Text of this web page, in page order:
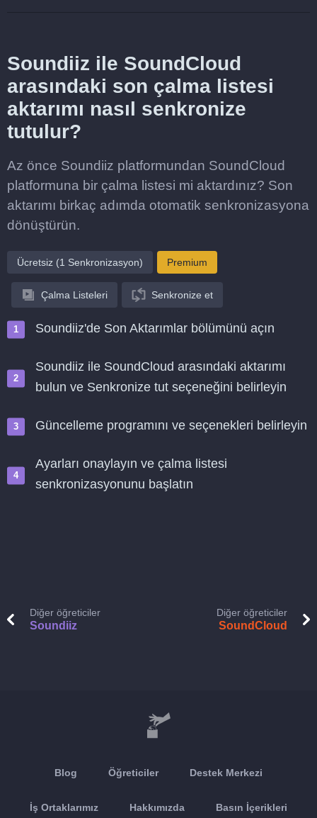
Soundiiz ile SoundCloud
arasındaki son çalma listesi
aktarımı nasıl senkronize
tutulur?
Az önce Soundiiz platformundan SoundCloud
platformuna bir çalma listesi mi aktardınız? Son
aktarımı birkaç adımda otomatik senkronizasyona
dönüştürün.
Ücretsiz (1 Senkronizasyon) Premium
Çalma Listeleri Senkronize et
Soundiiz'de Son Aktarımlar bölümünü açın
Soundiiz ile SoundCloud arasındaki aktarımı
bulun ve Senkronize tut seçeneğini belirleyin
Güncelleme programını ve seçenekleri belirleyin
Ayarları onaylayın ve çalma listesi
senkronizasyonunu başlatın
Diğer öğreticiler
Soundiiz
Diğer öğreticiler
SoundCloud
Blog Öğreticiler Destek Merkezi
İş Ortaklarımız Hakkımızda Basın İçerikleri